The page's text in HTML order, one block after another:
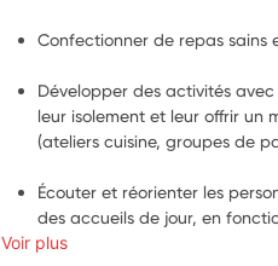
Confectionner de repas sains
Développer des activités
leur isolement et leur offrir un
(ateliers cuisine, groupes de
Écouter et réorienter les
des accueils de jour, en
Voir plus